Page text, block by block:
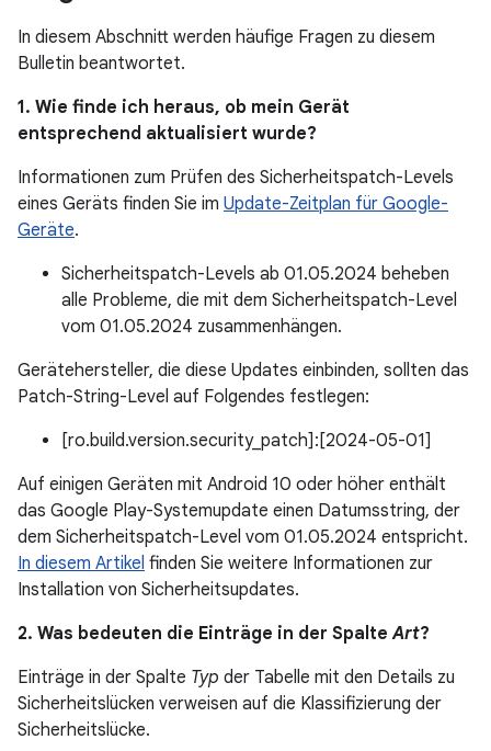
In diesem Abschnitt werden häufige Fragen zu diesem
Bulletin beantwortet.
1. Wie finde ich heraus, ob mein Gerät
entsprechend aktualisiert wurde?
Informationen zum Prüfen des Sicherheitspatch-Levels
eines Geräts finden Sie im Update-Zeitplan für Google-
Geräte.
Sicherheitspatch-Levels ab 01.05.2024 beheben
alle Probleme, die mit dem Sicherheitspatch-Level
vom 01.05.2024 zusammenhängen.
Gerätehersteller, die diese Updates einbinden, sollten das
Patch-String-Level auf Folgendes festlegen:
[ro.build.version.security_patch]:[2024-05-01]
Auf einigen Geräten mit Android 10 oder höher enthält
das Google Play-Systemupdate einen Datumsstring, der
dem Sicherheitspatch-Level vom 01.05.2024 entspricht.
In diesem Artikel finden Sie weitere Informationen zur
Installation von Sicherheitsupdates.
2. Was bedeuten die Einträge in der SpalteArt?
Einträge in der Spalte Typ der Tabelle mit den Details zu
Sicherheitslücken verweisen auf die Klassifizierung der
Sicherheitslücke.